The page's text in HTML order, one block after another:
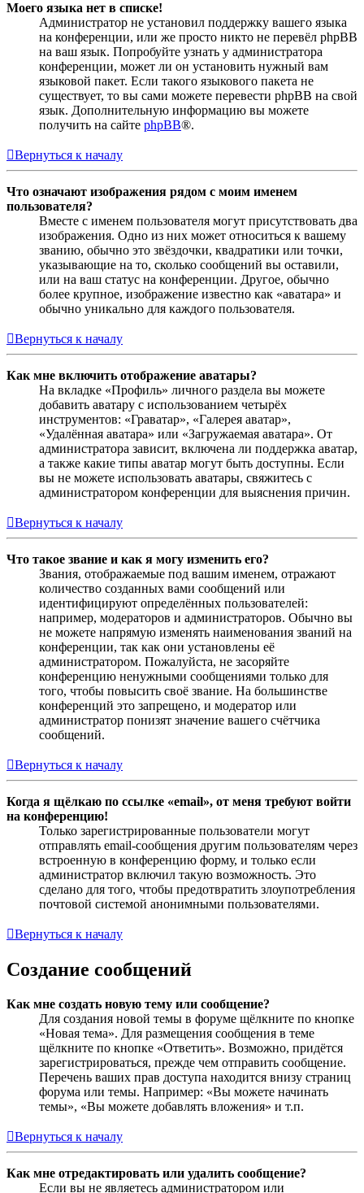
Моего языка нет в списке!
Администратор не установил поддержку вашего языка
на конференции, или же просто никто не перевёл phpBB
на ваш язык. Попробуйте узнать у администратора
конференции, может ли он установить нужный вам
языковой пакет. Если такого языкового пакета не
существует, то вы сами можете перевести phpBB на свой
язык. Дополнительную информацию вы можете
получить на сайте phpBB®.
Вернуться к началу
Что означают изображения рядом с моим именем
пользователя?
Вместе с именем пользователя могут присутствовать два
изображения. Одно из них может относиться к вашему
званию, обычно это звёздочки, квадратики или точки,
указывающие на то, сколько сообщений вы оставили,
или на ваш статус на конференции. Другое, обычно
более крупное, изображение известно как «аватара» и
обычно уникально для каждого пользователя.
Вернуться к началу
Как мне включить отображение аватары?
На вкладке «Профиль» личного раздела вы можете
добавить аватару с использованием четырёх
инструментов: «Граватар», «Галерея аватар»,
«Удалённая аватара» или «Загружаемая аватара». От
администратора зависит, включена ли поддержка аватар,
а также какие типы аватар могут быть доступны. Если
вы не можете использовать аватары, свяжитесь с
администратором конференции для выяснения причин.
Вернуться к началу
Что такое звание и как я могу изменить его?
Звания, отображаемые под вашим именем, отражают
количество созданных вами сообщений или
идентифицируют определённых пользователей:
например, модераторов и администраторов. Обычно вы
не можете напрямую изменять наименования званий на
конференции, так как они установлены её
администратором. Пожалуйста, не засоряйте
конференцию ненужными сообщениями только для
того, чтобы повысить своё звание. На большинстве
конференций это запрещено, и модератор или
администратор понизят значение вашего счётчика
сообщений.
Вернуться к началу
Когда я щёлкаю по ссылке «email», от меня требуют войти
на конференцию!
Только зарегистрированные пользователи могут
отправлять email-сообщения другим пользователям через
встроенную в конференцию форму, и только если
администратор включил такую возможность. Это
сделано для того, чтобы предотвратить злоупотребления
почтовой системой анонимными пользователями.
Вернуться к началу
Создание сообщений
Как мне создать новую тему или сообщение?
Для создания новой темы в форуме щёлкните по кнопке
«Новая тема». Для размещения сообщения в теме
щёлкните по кнопке «Ответить». Возможно, придётся
зарегистрироваться, прежде чем отправить сообщение.
Перечень ваших прав доступа находится внизу страниц
форума или темы. Например: «Вы можете начинать
темы», «Вы можете добавлять вложения» и т.п.
Вернуться к началу
Как мне отредактировать или удалить сообщение?
Если вы не являетесь администратором или